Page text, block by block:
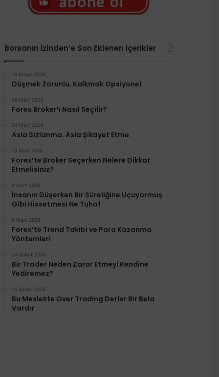
Borsanın İzinden’e Son Eklenen İçerikler
18 Mayıs 2026
Düşmek Zorunlu, Kalkmak Opsiyonel
26 Mart 2026
Forex Broker’ı Nasıl Seçilir?
24 Mart 2026
Asla Sızlanma. Asla Şikayet Etme.
16 Mart 2026
Forex’te Broker Seçerken Nelere Dikkat
Etmelisiniz?
9 Mart 2026
İnsanın Düşerken Bir Süreliğine Uçuyormuş
Gibi Hissetmesi Ne Tuhaf
6 Mart 2026
Forex’te Trend Takibi ve Para Kazanma
Yöntemleri
24 Şubat 2026
Bir Trader Neden Zarar Etmeyi Kendine
Yediremez?
16 Şubat 2026
Bu Meslekte Over Trading Derler Bir Bela
Vardır